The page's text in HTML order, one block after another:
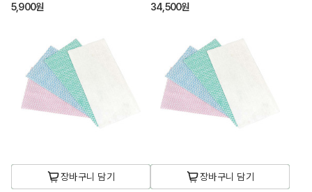
1000mL×2개입
5,900원 34,500원
장바구니 담기 장바구니 담기